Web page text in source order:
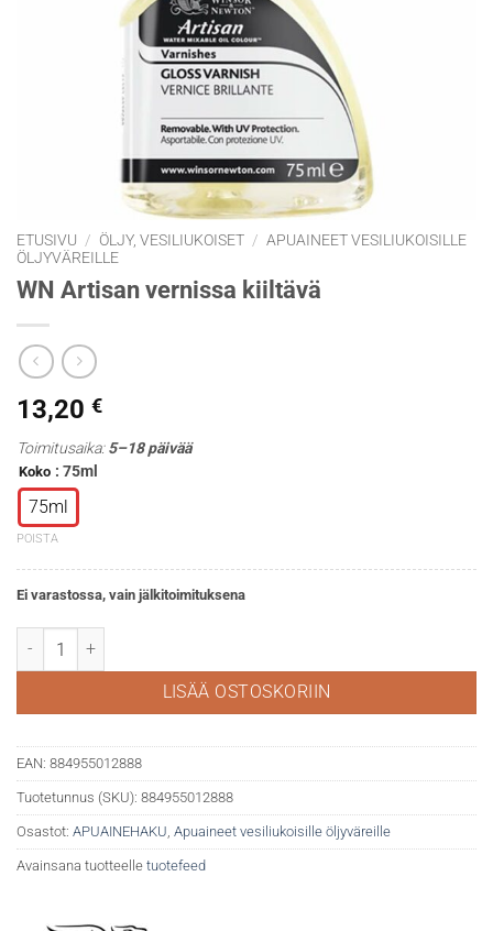
ETUSIVU / ÖLJY, VESILIUKOISET / APUAINEET VESILIUKOISILLE
ÖLJYVÄREILLE
WN Artisan vernissa kiiltävä
13,20 €
Toimitusaika:5–18 päivää
Koko : 75ml
75ml
POISTA
Ei varastossa, vain jälkitoimituksena
WN Artisan vernissa kiiltävä määrä
LISÄÄ OSTOSKORIIN
EAN: 884955012888
Tuotetunnus (SKU): 884955012888
Osastot: APUAINEHAKU, Apuaineet vesiliukoisille öljyväreille
Avainsana tuotteelle tuotefeed